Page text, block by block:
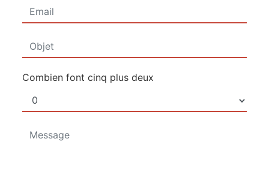
Combien font cinq plus deux